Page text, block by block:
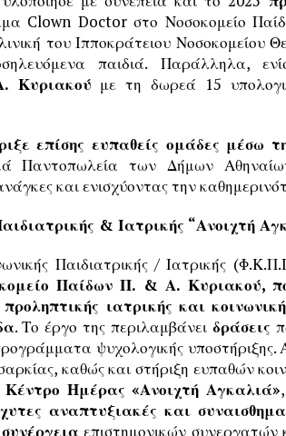
Clown Doctor στο Νοσοκομείο
του Ιπποκράτειου Νοσοκομείου
παιδιά. Παράλληλα,
Κυριακού με τη δωρεά 15
επίσης ευπαθείς ομάδες μέσω
Παντοπωλεία των Δήμων
και ενισχύοντας την
& Ιατρικής “Ανοιχτή
Παιδιατρικής / Ιατρικής
Παίδων Π. & Α. Κυριακού,
ιατρικής και
. Το έργο της περιλαμβάνειδράσεις
ψυχολογικής
καθώς και στήριξη ευπαθών
Κέντρο Ημέρας «Ανοιχτή Αγκαλιά»
αναπτυξιακές και
επιστημονικών συνεργατών